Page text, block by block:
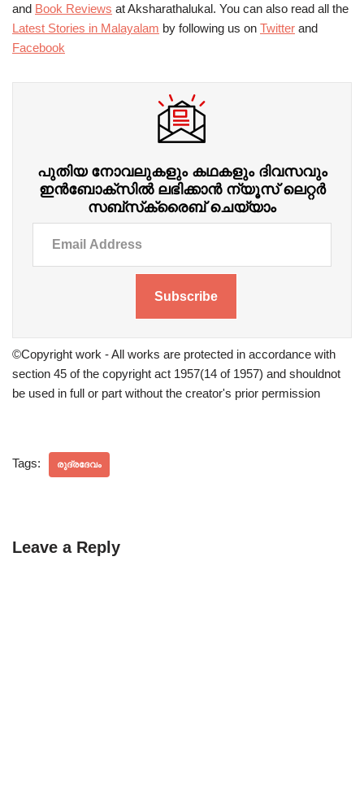
and Book Reviews at Aksharathalukal. You can also read all the
Latest Stories in Malayalam by following us on Twitter and
Facebook
പുതിയ നോവലുകളും കഥകളും ദിവസവും
ഇന്‍ബോക്‌സില്‍ ലഭിക്കാന്‍ ന്യൂസ് ലെറ്റർ
സബ്‌സ്‌ക്രൈബ് ചെയ്യാം
Subscribe
©Copyright work - All works are protected in accordance with
section 45 of the copyright act 1957(14 of 1957) and shouldnot
be used in full or part without the creator's prior permission
Tags: രുദ്രദേവം
Leave a Reply